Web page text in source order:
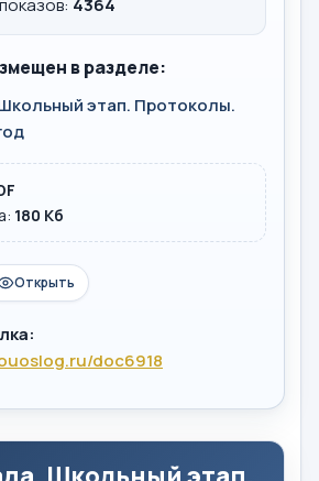
4364
в разделе:
этап. Протоколы.
180 Кб
Открыть
doc6918